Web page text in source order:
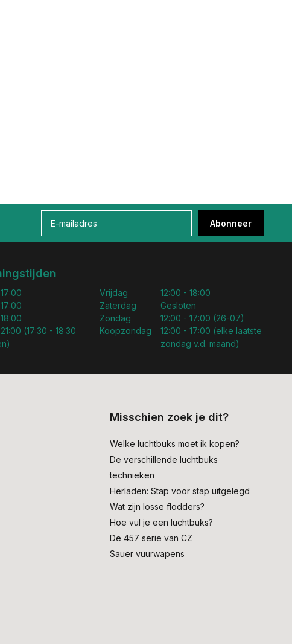
Abonneer
(17:30 - 18:30
Vrijdag
Zaterdag
Zondag
Koopzondag
12:00 - 18:00
Gesloten
12:00 - 17:00 (26-07)
12:00 - 17:00 (elke laatste
zondag v.d. maand)
Misschien zoek je dit?
Welke luchtbuks moet ik kopen?
De verschillende luchtbuks
technieken
Herladen: Stap voor stap uitgelegd
Wat zijn losse flodders?
Hoe vul je een luchtbuks?
De 457 serie van CZ
Sauer vuurwapens